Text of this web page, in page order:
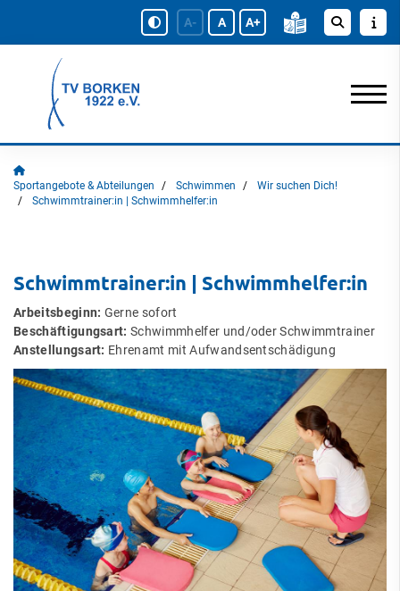
A- A A+
Sportangebote & Abteilungen Schwimmen
Wir suchen Dich!
Schwimmtrainer:in | Schwimmhelfer:in
Schwimmtrainer:in | Schwimmhelfer:in
Arbeitsbeginn: Gerne sofort
Beschäftigungsart: Schwimmhelfer und/oder Schwimmtrainer
Anstellungsart: Ehrenamt mit Aufwandsentschädigung